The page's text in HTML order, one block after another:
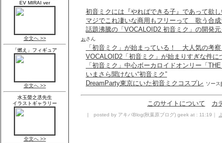
初音ミクには『やればできる子』であって欲
マジでこれ凄いな商用もフリーって 歌う合
話題沸騰の「VOCALOID2 初音ミク」の開発
ぉさん
「初音ミク」が始まっている！ 大人気の考
VOCALOID2「初音ミク」が始まりすぎな件に
「初音ミク」中心ボーカロイドオンリー「
いまさら聞けない“初音ミク”
DreamParty東京にいた初音ミクコスプレ ソース
このサイトについて カ
| posted by アキバBlog(秋葉原ブログ) geek at : 11:19｜